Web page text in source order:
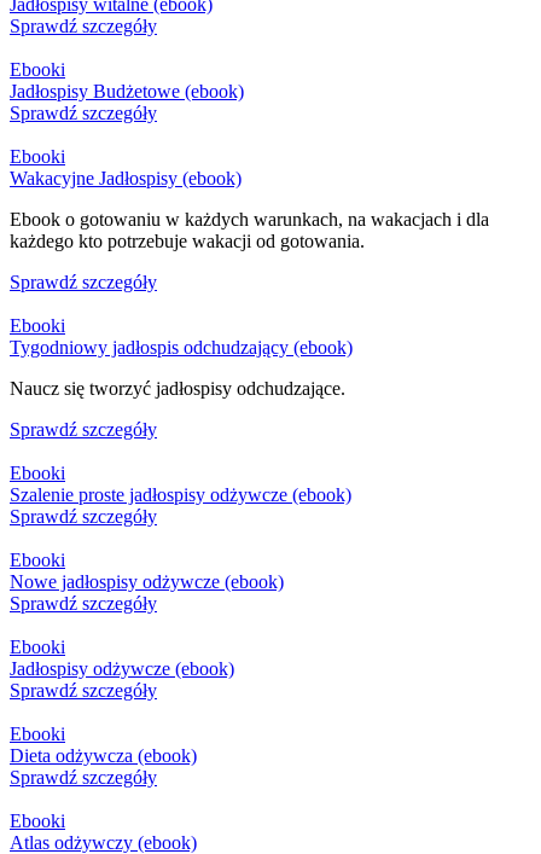
Sprawdź szczegóły
Ebooki
Jadłospisy Budżetowe (ebook)
Sprawdź szczegóły
Ebooki
Wakacyjne Jadłospisy (ebook)
Ebook o gotowaniu w każdych warunkach, na wakacjach i dla
każdego kto potrzebuje wakacji od gotowania.
Sprawdź szczegóły
Ebooki
Tygodniowy jadłospis odchudzający (ebook)
Naucz się tworzyć jadłospisy odchudzające.
Sprawdź szczegóły
Ebooki
Szalenie proste jadłospisy odżywcze (ebook)
Sprawdź szczegóły
Ebooki
Nowe jadłospisy odżywcze (ebook)
Sprawdź szczegóły
Ebooki
Jadłospisy odżywcze (ebook)
Sprawdź szczegóły
Ebooki
Dieta odżywcza (ebook)
Sprawdź szczegóły
Ebooki
Atlas odżywczy (ebook)